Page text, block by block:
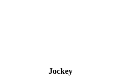
Jockey